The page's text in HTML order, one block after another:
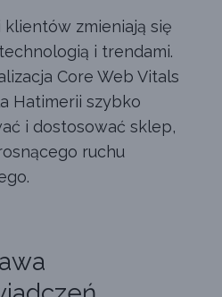
klientów zmieniają się
i trendami.
Core Web Vitals
Hatimerii szybko
i dostosować sklep,
ruchu